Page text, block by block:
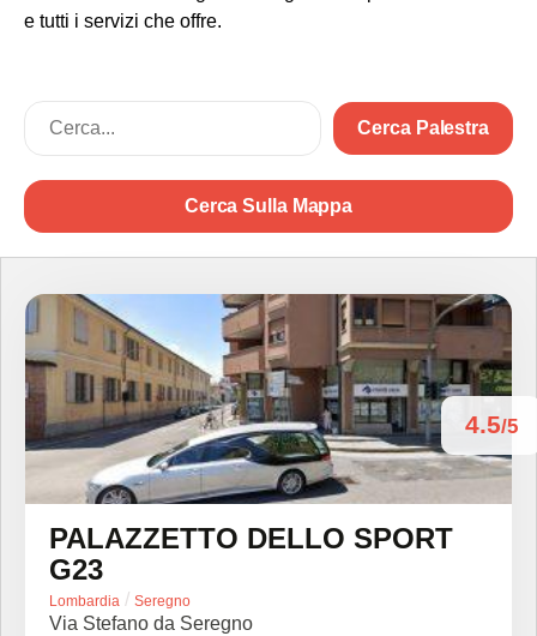
e tutti i servizi che offre.
Cerca Palestra
Cerca Sulla Mappa
4.5/5
PALAZZETTO DELLO SPORT
G23
Lombardia / Seregno
Via Stefano da Seregno